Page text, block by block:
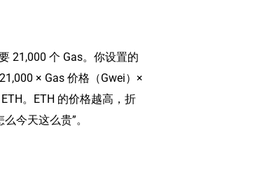
21,000 个 Gas。你设置的
× Gas 价格（Gwei）×
。ETH 的价格越高，折
今天这么贵”。